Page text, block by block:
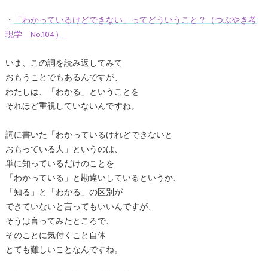
・ 「わかっているけどできない」ってどういうこと？（つぶやき考
現学 No.104）
いま、この詞を読み返してみて
おもうことでもあるんですが、
わたしは、「わかる」ということを
それほど重視していないんですね。
詞に書いた「わかっているけれどできないと
おもっている人」というのは、
単に知っているだけのことを
「わかっている」と勘違いしているというか、
「知る」と「わかる」の区別が
できていないと言ってもいいんですが、
そうは言ってみたところで、
そのことに気付くこと自体
とても難しいことなんですね。